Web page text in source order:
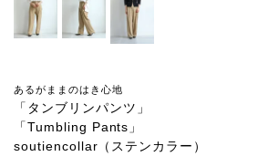
あるがままのはき心地
「タンブリンパンツ」
「Tumbling Pants」
soutiencollar（ステンカラー）